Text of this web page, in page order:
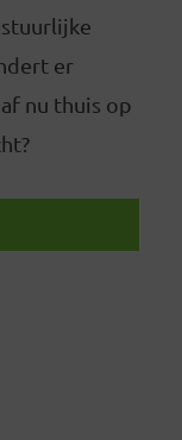
er
nu thuis op